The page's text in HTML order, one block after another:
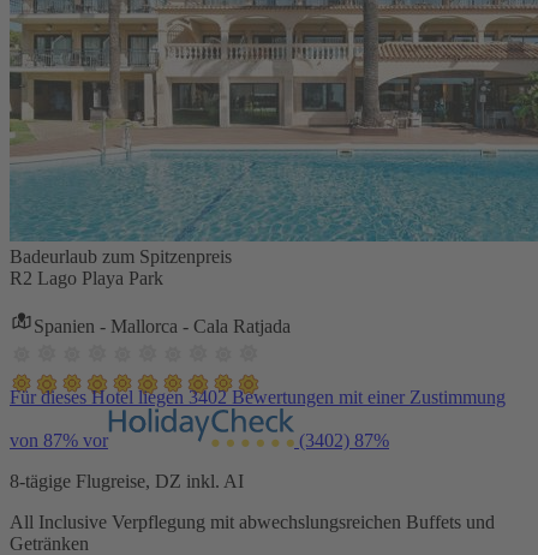
Badeurlaub zum Spitzenpreis
R2 Lago Playa Park
Spanien - Mallorca - Cala Ratjada
Für dieses Hotel liegen 3402 Bewertungen mit einer Zustimmung
von 87% vor (3402) 87%
8-tägige Flugreise, DZ inkl. AI
All Inclusive Verpflegung mit abwechslungsreichen Buffets und
Getränken